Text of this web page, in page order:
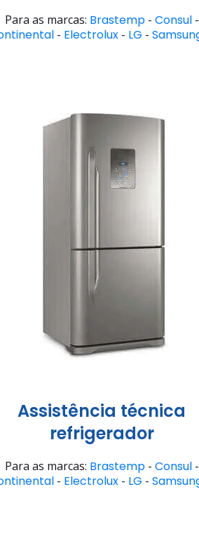
Para as marcas: Brastemp- Consul-
- Electrolux - LG -
Assistência técnica
refrigerador
Para as marcas: Brastemp- Consul-
- Electrolux - LG -